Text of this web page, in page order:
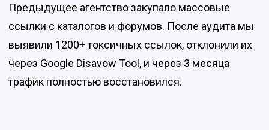
Предыдущее агентство закупало массовые
ссылки с каталогов и форумов. После аудита мы
выявили 1200+ токсичных ссылок, отклонили их
через Google Disavow Tool, и через 3 месяца
трафик полностью восстановился.